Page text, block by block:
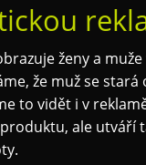
ženy a
že muž se
to vidět i v
ale utváří